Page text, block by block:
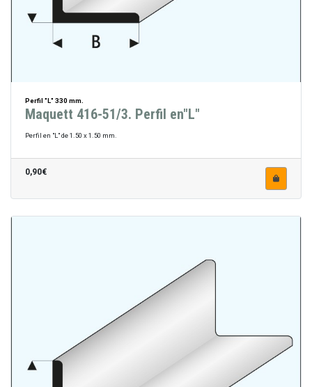
Perfil "L" 330 mm.
Maquett 416-51/3. Perfil en"L"
Perfil en "L" de 1.50 x 1.50 mm.
0,90€